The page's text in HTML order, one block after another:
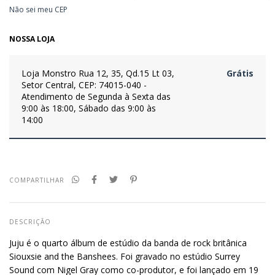
Não sei meu CEP
NOSSA LOJA
Loja Monstro Rua 12, 35, Qd.15 Lt 03,
Setor Central, CEP: 74015-040 -
Atendimento de Segunda à Sexta das
9:00 às 18:00, Sábado das 9:00 às
14:00
Grátis
COMPARTILHAR
DESCRIÇÃO
Juju é o quarto álbum de estúdio da banda de rock britânica
Siouxsie and the Banshees. Foi gravado no estúdio Surrey
Sound com Nigel Gray como co-produtor, e foi lançado em 19